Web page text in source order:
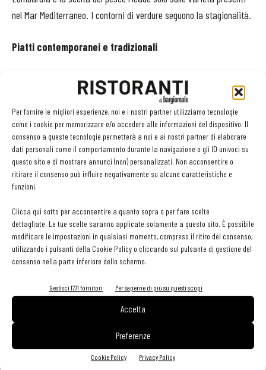
Per fornire le migliori esperienze, noi e i nostri partner utilizziamo tecnologie
come i cookie per memorizzare e/o accedere alle informazioni del dispositivo. Il
consenso a queste tecnologie permetterà a noi e ai nostri partner di elaborare
dati personali come il comportamento durante la navigazione o gli ID univoci su
questo sito e di mostrare annunci (non) personalizzati. Non acconsentire o
ritirare il consenso può influire negativamente su alcune caratteristiche e
funzioni.
Clicca qui sotto per acconsentire a quanto sopra o per fare scelte
dettagliate. Le tue scelte saranno applicate solamente a questo sito. È possibile
modificare le impostazioni in qualsiasi momento, compreso il ritiro del consenso,
utilizzando i pulsanti della Cookie Policy o cliccando sul pulsante di gestione del
consenso nella parte inferiore dello schermo.
Gestisci 1771 fornitori Per saperne di più su questi scopi
Accetta
Preferenze
Cookie Policy Privacy Policy
nel Mar Mediterraneo. I contorni di verdure seguono la stagionalità.
Piatti contemporanei e tradizionali
La carne della tartare– servita con crema di avocado, spuma
di mozzarella di bufala e pane carasau – è dirazza bruna
alpina, che viene macellata solo quando non produce più latte,
quindi a fine processo di vita.
Lo spaghettocon salsa di pomodoro, stracciatella di burrata e
polvere di capperi, è fatto in casa e l’impasto è insaporito con
l’acqua dei pomodori cucinati per la salsa. Non mancano neppure
cotoletta e dolci rivisitati in chiave sperimentale con
nuovi accostamenti.
I piatti del Batticör possono essere gustati anche nel nuovo dehor.